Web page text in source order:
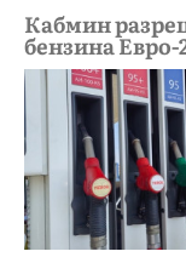
Кабмин
бензина